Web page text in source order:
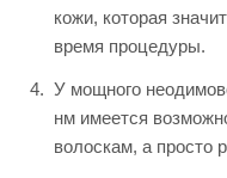
кожи, которая
время процедуры.
У мощного
нм имеется
волоскам, а просто